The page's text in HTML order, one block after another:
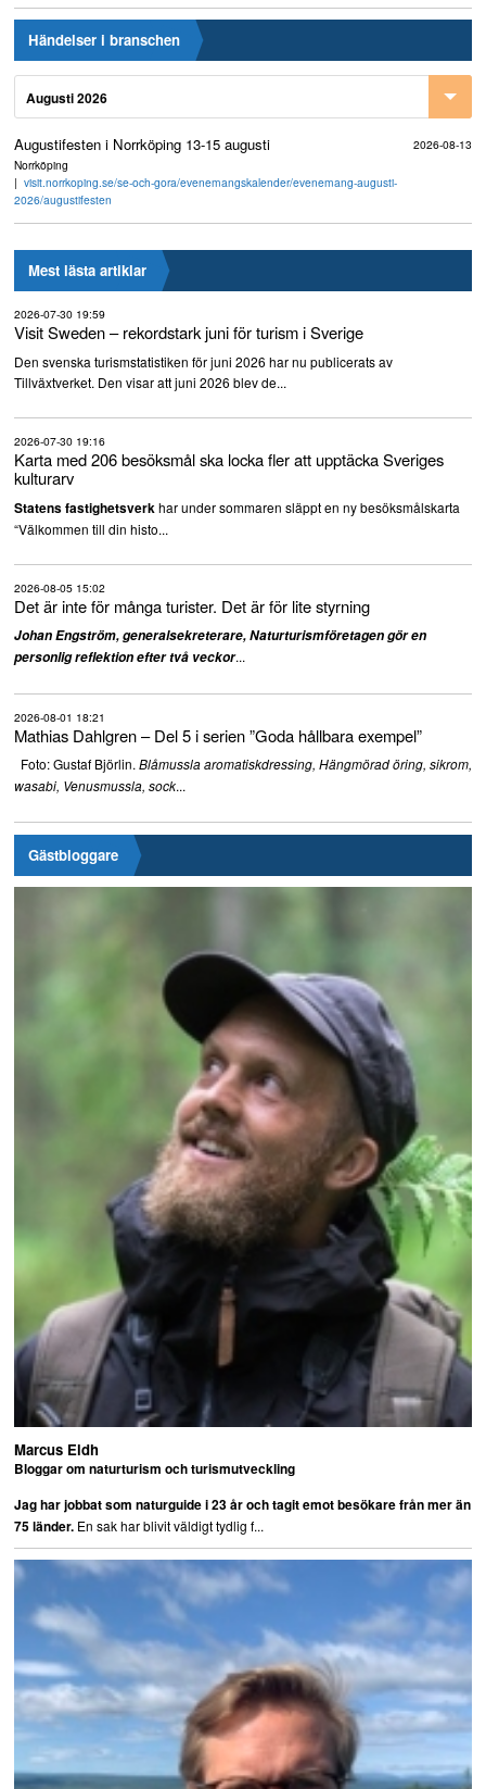
Händelser i branschen
Augusti 2026
Augustifesten i Norrköping 13-15 augusti
2026-08-13
Norrköping
visit.norrkoping.se/se-och-gora/evenemangskalender/evenemang-augusti-
2026/augustifesten
Mest lästa artiklar
2026-07-30 19:59
Visit Sweden – rekordstark juni för turism i Sverige
Den svenska turismstatistiken för juni 2026 har nu publicerats av
Tillväxtverket. Den visar att juni 2026 blev de...
2026-07-30 19:16
Karta med 206 besöksmål ska locka fler att upptäcka Sveriges
kulturarv
Statens fastighetsverkhar under sommaren släppt en ny besöksmålskarta
“Välkommen till din histo...
2026-08-05 15:02
Det är inte för många turister. Det är för lite styrning
Johan Engström, generalsekreterare, Naturturismföretagen gör en
personlig reflektion efter två veckor...
2026-08-01 18:21
Mathias Dahlgren – Del 5 i serien ”Goda hållbara exempel”
Foto: Gustaf Björlin. Blåmussla aromatiskdressing, Hängmörad öring, sikrom,
wasabi, Venusmussla, sock...
Gästbloggare
Marcus Eldh
Bloggar om naturturism och turismutveckling
Jag har jobbat som naturguide i 23 år och tagit emot besökare från mer än
75 länder.En sak har blivit väldigt tydlig f...